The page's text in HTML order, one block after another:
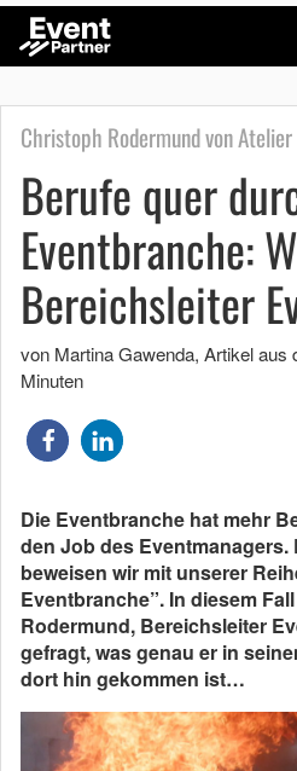
Christoph Rodermund von
Berufe quer
Eventbranche:
Bereichsleiter
von Martina Gawenda, Artikel aus
Minuten
Die Eventbranche hat mehr
den Job des Eventmanagers.
beweisen wir mit unserer
Eventbranche”. In diesem
Rodermund, Bereichsleiter
gefragt, was genau er in
dort hin gekommen ist…